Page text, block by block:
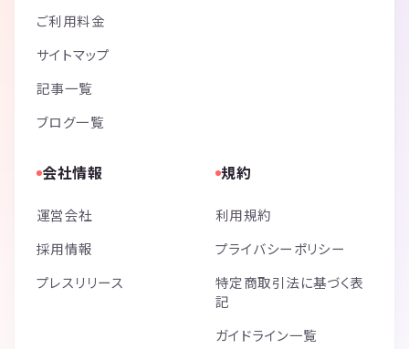
ご利用料金
サイトマップ
記事一覧
ブログ一覧
会社情報
運営会社
採用情報
プレスリリース
規約
利用規約
プライバシーポリシー
特定商取引法に基づく表
記
ガイドライン一覧